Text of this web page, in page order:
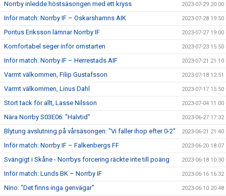
Norrby inledde höstsäsongen med ett kryss 2023-07-29 20:00
Inför match: Norrby IF – Oskarshamns AIK 2023-07-28 19:50
Pontus Eriksson lämnar Norrby IF 2023-07-27 19:00
Komfortabel seger inför omstarten 2023-07-23 15:50
Inför match: Norrby IF – Herrestads AIF 2023-07-21 21:10
Varmt välkommen, Filip Gustafsson 2023-07-18 12:51
Varmt välkommen, Linus Dahl 2023-07-17 15:50
Stort tack för allt, Lasse Nilsson 2023-07-04 11:00
Nära Norrby S03E06: "Halvtid" 2023-06-27 17:32
Blytung avslutning på vårsäsongen: "Vi faller ihop efter 0-2" 2023-06-21 21:40
Inför match: Norrby IF – Falkenbergs FF 2023-06-20 18:07
Svängigt i Skåne - Norrbys forcering räckte inte till poäng 2023-06-18 10:30
Inför match: Lunds BK – Norrby IF 2023-06-16 16:32
Nino: "Det finns inga genvägar" 2023-06-10 20:48